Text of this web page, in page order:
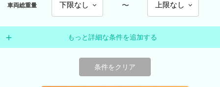
車両総重量 〜
もっと詳細な条件を追加する
条件をクリア